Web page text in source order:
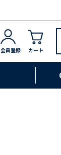
会員登録 カート